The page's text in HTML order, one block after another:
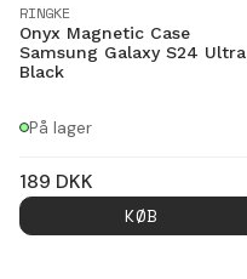
RINGKE
Onyx Magnetic Case
Samsung Galaxy S24 Ultra
Black
På lager
189 DKK
KØB